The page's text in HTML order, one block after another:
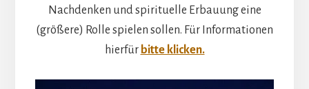
Nachdenken und spirituelle Erbauung eine
(größere) Rolle spielen sollen. Für Informationen
hierfür bitte klicken.